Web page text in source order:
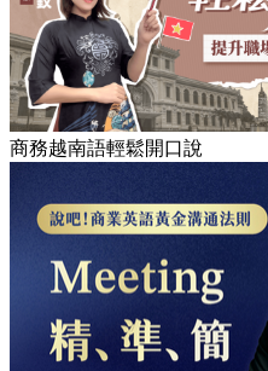
商務越南語輕鬆開口說